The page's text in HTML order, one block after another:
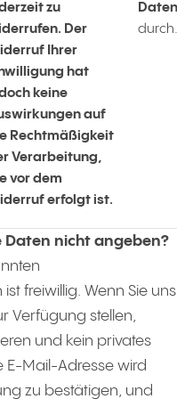
zu
Der
Ihrer
hat
keine
auf
Rechtmäßigkeit
Verarbeitung,
vor dem
erfolgt ist.
durch.
Daten nicht angeben?
freiwillig. Wenn Sie uns
Verfügung stellen,
und kein privates
E-Mail-Adresse wird
zu bestätigen, und